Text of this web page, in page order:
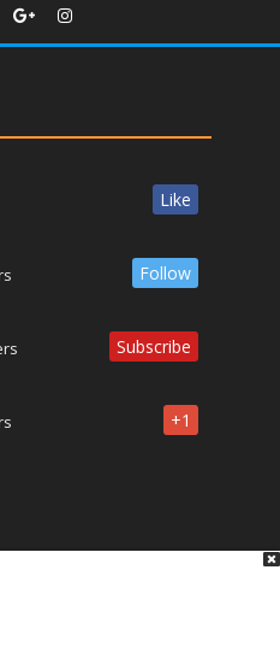
Like
Follow
Subscribe
+1